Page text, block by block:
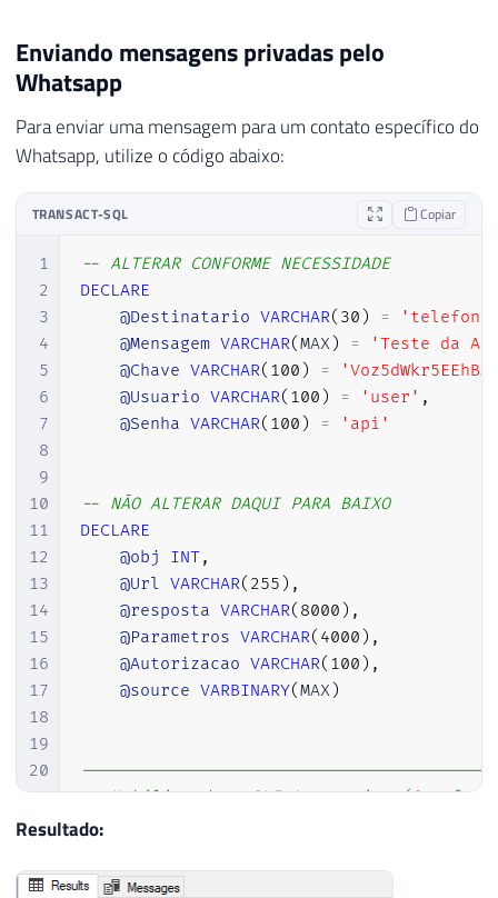
Enviando mensagens privadas pelo
Whatsapp
Para enviar uma mensagem para um contato específico do
Whatsapp, utilize o código abaixo:
TRANSACT-SQL Copiar
1
2
3
4
5
6
7
8
9
10
11
12
13
14
15
16
17
18
19
20
21
22
24
-- ALTERAR CONFORME NECESSIDADE
DECLARE
@Destinatario VARCHAR( 30 ) =
@Mensagem VARCHAR(MAX) =
'Teste da
@Chave VARCHAR( 100 ) =
@Usuario VARCHAR( 100 ) = 'user' ,
@Senha VARCHAR( 100 ) = 'api'
-- NÃO ALTERAR DAQUI PARA BAIXO
DECLARE
@obj
INT,
@Url VARCHAR( 255 ) ,
@resposta VARCHAR( 8000 ) ,
@Parametros VARCHAR( 4000 ) ,
@Autorizacao VARCHAR( 100 ) ,
@source VARBINARY(MAX)
-- Habilitando o OLE Automation (Se não
DECLARE @Fl_Ole_Automation_Ativado
Resultado: